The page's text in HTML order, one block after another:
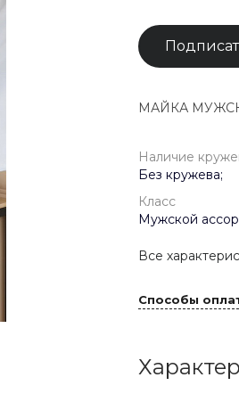
МАЙКА
Наличие
Без кружева;
Класс
Мужской
Все
Способы